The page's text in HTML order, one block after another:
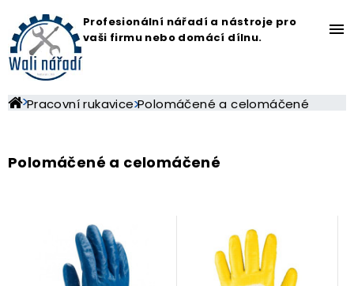
Profesionální nářadí a nástroje pro
vaši firmu nebo domácí dílnu.
Pracovní rukavice Polomáčené a celomáčené
Polomáčené a celomáčené
menu